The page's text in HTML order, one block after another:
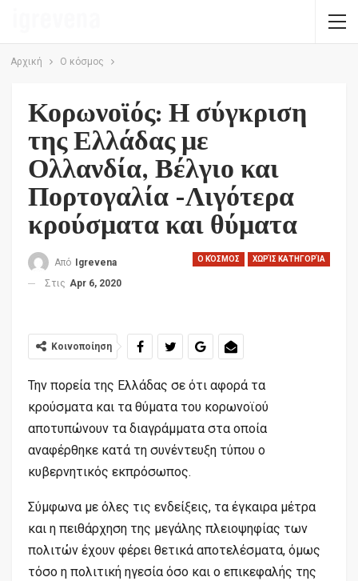
Αρχική Ο κόσμος
Κορωνοϊός: Η σύγκριση
της Ελλάδας με
Ολλανδία, Βέλγιο και
Πορτογαλία -Λιγότερα
κρούσματα και θύματα
Ο ΚΌΣΜΟΣ ΧΩΡΊΣ ΚΑΤΗΓΟΡΊΑ
Από Igrevena
Στις Apr 6, 2020
Κοινοποίηση
Την πορεία της Ελλάδας σε ότι αφορά τα
κρούσματα και τα θύματα του κορωνοϊού
αποτυπώνουν τα διαγράμματα στα οποία
αναφέρθηκε κατά τη συνέντευξη τύπου ο
κυβερνητικός εκπρόσωπος.
Σύμφωνα με όλες τις ενδείξεις, τα έγκαιρα μέτρα
και η πειθάρχηση της μεγάλης πλειοψηφίας των
πολιτών έχουν φέρει θετικά αποτελέσματα, όμως
τόσο η πολιτική ηγεσία όσο και ο επικεφαλής της